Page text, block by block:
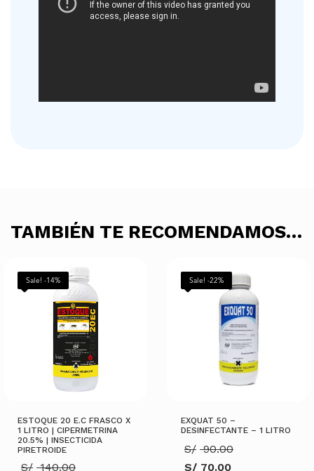
TAMBIÉN TE RECOMENDAMOS…
Sale! -14%
ESTOQUE 20 E.C FRASCO X
1 LITRO | CIPERMETRINA
20.5% | INSECTICIDA
PIRETROIDE
S/ 140.00
Sale! -22%
EXQUAT 50 –
DESINFECTANTE – 1 LITRO
S/ 90.00
S/70.00